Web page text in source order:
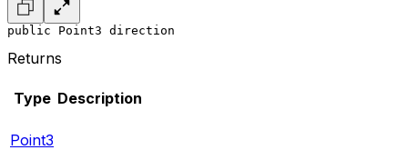
public Point3 direction
Returns
Type Description
Point3